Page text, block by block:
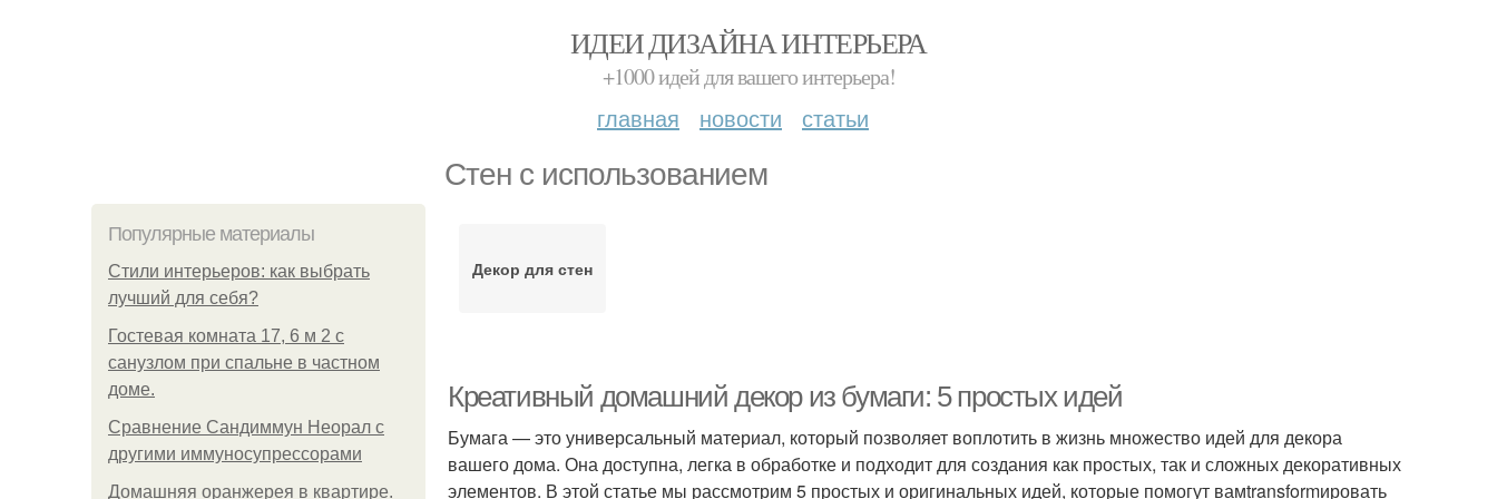
ИДЕИ ДИЗАЙНА ИНТЕРЬЕРА
+1000 идей для вашего интерьера!
главная новости статьи
Стен с использованием
Популярные материалы
Стили интерьеров: как выбрать
лучший для себя?
Гостевая комната 17, 6 м 2 с
санузлом при спальне в частном
доме.
Сравнение Сандиммун Неорал с
другими иммуносупрессорами
Домашняя оранжерея в квартире.
Декор для стен
Креативный домашний декор из бумаги: 5 простых идей
Бумага — это универсальный материал, который позволяет воплотить в жизнь множество идей для декора
вашего дома. Она доступна, легка в обработке и подходит для создания как простых, так и сложных декоративных
элементов. В этой статье мы рассмотрим 5 простых и оригинальных идей, которые помогут вамtransformировать